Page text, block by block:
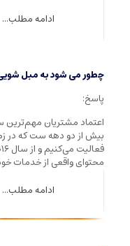
ادامه مطلب...
چطور می شود به مبل
پاسخ:
اعتماد مشتریان
بیش از دو دهه ست که در
محتوای واقعی از خدمات
ادامه مطلب...